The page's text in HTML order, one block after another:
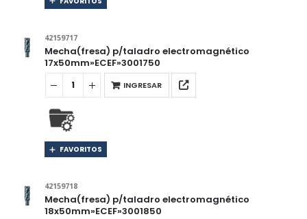
42159717
Mecha(fresa) p/taladro electromagnético
17x50mm»ECEF»3001750
INGRESAR
FAVORITOS
42159718
Mecha(fresa) p/taladro electromagnético
18x50mm»ECEF»3001850